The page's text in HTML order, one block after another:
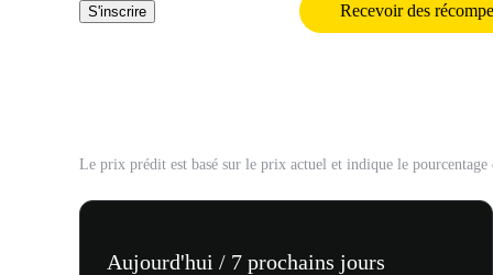
S'inscrire Recevoir des
Le prix prédit est basé sur le prix actuel et indique le pourcentage
Aujourd'hui / 7 prochains jours